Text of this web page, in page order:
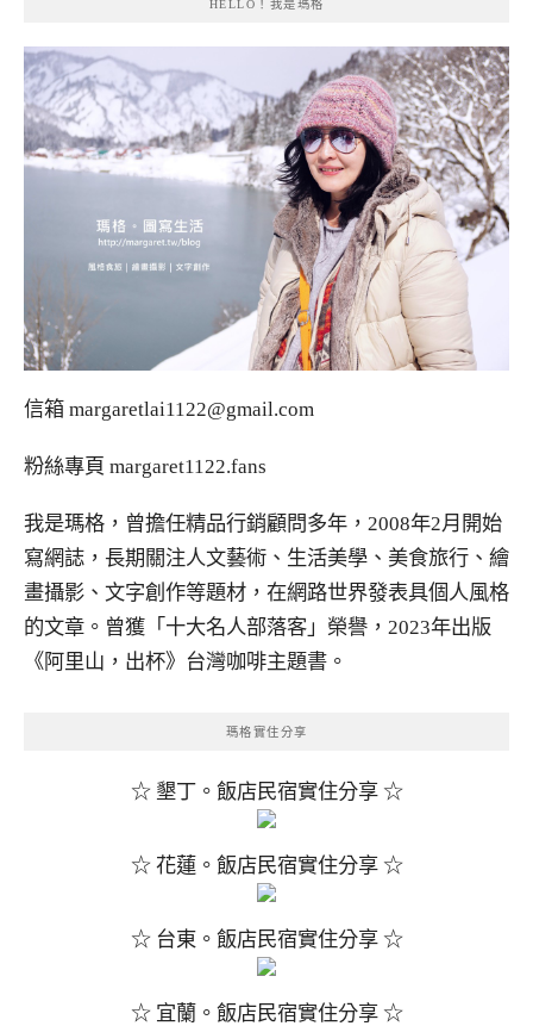
HELLO！我是瑪格
信箱 margaretlai1122@gmail.com
粉絲專頁 margaret1122.fans
我是瑪格，曾擔任精品行銷顧問多年，2008年2月開始
寫網誌，長期關注人文藝術、生活美學、美食旅行、繪
畫攝影、文字創作等題材，在網路世界發表具個人風格
的文章。曾獲「十大名人部落客」榮譽，2023年出版
《阿里山，出杯》台灣咖啡主題書。
瑪格實住分享
☆ 墾丁。飯店民宿實住分享 ☆
☆ 花蓮。飯店民宿實住分享 ☆
☆ 台東。飯店民宿實住分享 ☆
☆ 宜蘭。飯店民宿實住分享 ☆